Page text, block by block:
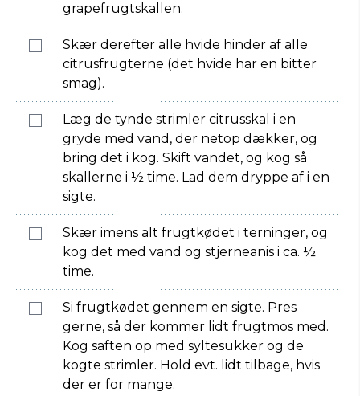
grapefrugtskallen.
Skær derefter alle hvide hinder af alle
citrusfrugterne (det hvide har en bitter
smag).
Læg de tynde strimler citrusskal i en
gryde med vand, der netop dækker, og
bring det i kog. Skift vandet, og kog så
skallerne i ½ time. Lad dem dryppe af i en
sigte.
Skær imens alt frugtkødet i terninger, og
kog det med vand og stjerneanis i ca. ½
time.
Si frugtkødet gennem en sigte. Pres
gerne, så der kommer lidt frugtmos med.
Kog saften op med syltesukker og de
kogte strimler. Hold evt. lidt tilbage, hvis
der er for mange.